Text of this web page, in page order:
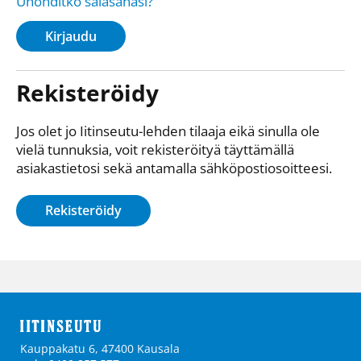
Kirjaudu
Rekisteröidy
Jos olet jo Iitinseutu-lehden tilaaja eikä sinulla ole
vielä tunnuksia, voit rekisteröityä täyttämällä
asiakastietosi sekä antamalla sähkö­posti­osoitteesi.
Rekisteröidy
Kauppakatu 6, 47400 Kausala